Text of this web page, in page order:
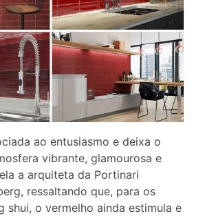
ao entusiasmo e deixa o
vibrante, glamourosa e
a arquiteta da Portinari
ressaltando que, para os
shui, o vermelho ainda estimula e